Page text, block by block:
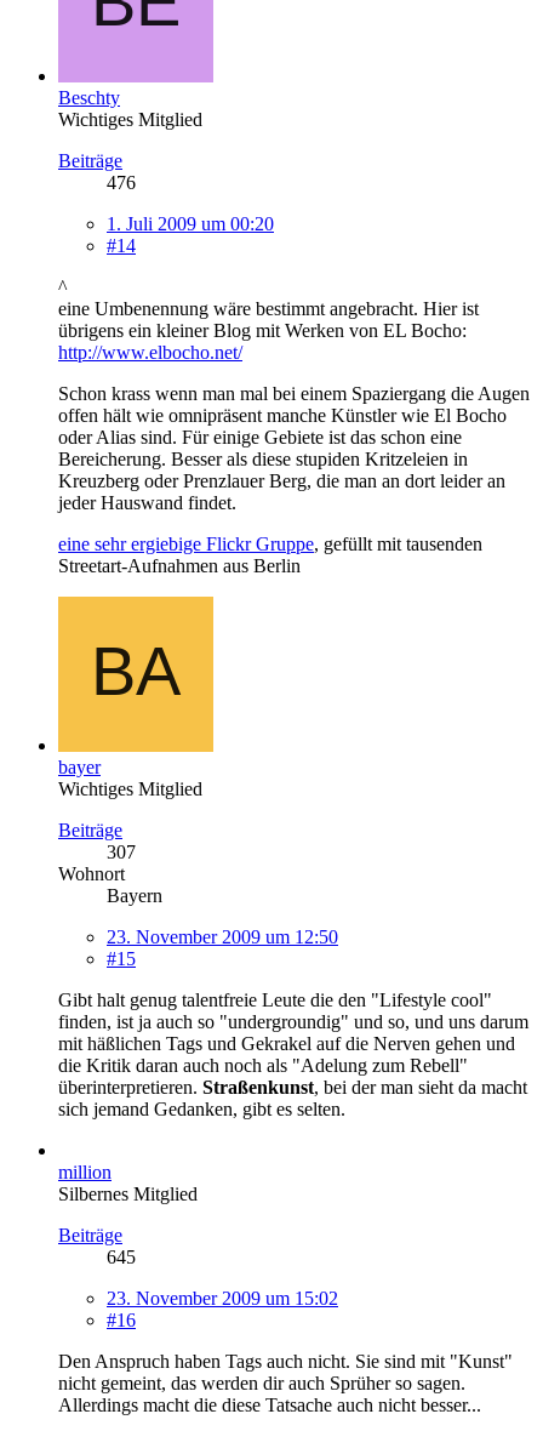
Beschty
Wichtiges Mitglied
Beiträge
476
1. Juli 2009 um 00:20
#14
^
eine Umbenennung wäre bestimmt angebracht. Hier ist
übrigens ein kleiner Blog mit Werken von EL Bocho:
http://www.elbocho.net/
Schon krass wenn man mal bei einem Spaziergang die Augen
offen hält wie omnipräsent manche Künstler wie El Bocho
oder Alias sind. Für einige Gebiete ist das schon eine
Bereicherung. Besser als diese stupiden Kritzeleien in
Kreuzberg oder Prenzlauer Berg, die man an dort leider an
jeder Hauswand findet.
eine sehr ergiebige Flickr Gruppe, gefüllt mit tausenden
Streetart-Aufnahmen aus Berlin
bayer
Wichtiges Mitglied
Beiträge
307
Wohnort
Bayern
23. November 2009 um 12:50
#15
Gibt halt genug talentfreie Leute die den "Lifestyle cool"
finden, ist ja auch so "undergroundig" und so, und uns darum
mit häßlichen Tags und Gekrakel auf die Nerven gehen und
die Kritik daran auch noch als "Adelung zum Rebell"
überinterpretieren. Straßenkunst, bei der man sieht da macht
sich jemand Gedanken, gibt es selten.
million
Silbernes Mitglied
Beiträge
645
23. November 2009 um 15:02
#16
Den Anspruch haben Tags auch nicht. Sie sind mit "Kunst"
nicht gemeint, das werden dir auch Sprüher so sagen.
Allerdings macht die diese Tatsache auch nicht besser...